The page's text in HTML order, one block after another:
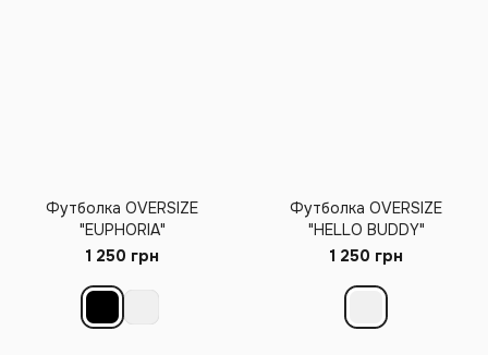
Футболка OVERSIZE
"EUPHORIA"
1 250 грн
Футболка OVERSIZE
"HELLO BUDDY"
1 250 грн